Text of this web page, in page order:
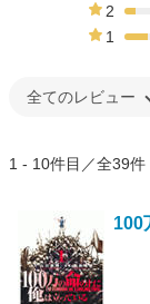
2
1
1 - 10件目／全39件
100